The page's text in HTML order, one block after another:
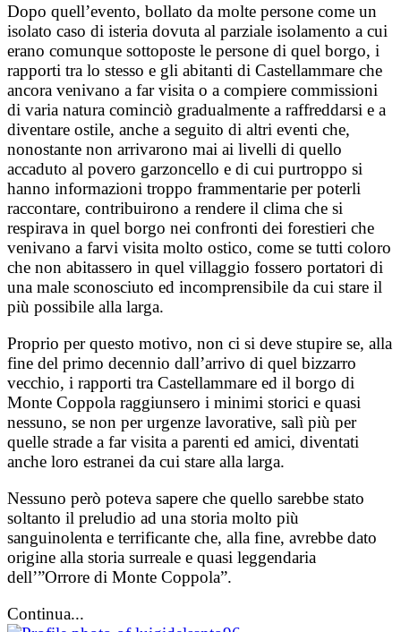
Dopo quell’evento, bollato da molte persone come un
isolato caso di isteria dovuta al parziale isolamento a cui
erano comunque sottoposte le persone di quel borgo, i
rapporti tra lo stesso e gli abitanti di Castellammare che
ancora venivano a far visita o a compiere commissioni
di varia natura cominciò gradualmente a raffreddarsi e a
diventare ostile, anche a seguito di altri eventi che,
nonostante non arrivarono mai ai livelli di quello
accaduto al povero garzoncello e di cui purtroppo si
hanno informazioni troppo frammentarie per poterli
raccontare, contribuirono a rendere il clima che si
respirava in quel borgo nei confronti dei forestieri che
venivano a farvi visita molto ostico, come se tutti coloro
che non abitassero in quel villaggio fossero portatori di
una male sconosciuto ed incomprensibile da cui stare il
più possibile alla larga.
Proprio per questo motivo, non ci si deve stupire se, alla
fine del primo decennio dall’arrivo di quel bizzarro
vecchio, i rapporti tra Castellammare ed il borgo di
Monte Coppola raggiunsero i minimi storici e quasi
nessuno, se non per urgenze lavorative, salì più per
quelle strade a far visita a parenti ed amici, diventati
anche loro estranei da cui stare alla larga.
Nessuno però poteva sapere che quello sarebbe stato
soltanto il preludio ad una storia molto più
sanguinolenta e terrificante che, alla fine, avrebbe dato
origine alla storia surreale e quasi leggendaria
dell’”Orrore di Monte Coppola”.
Continua...